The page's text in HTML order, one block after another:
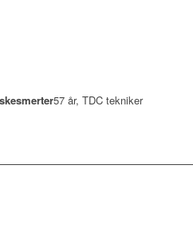
57 år, TDC tekniker